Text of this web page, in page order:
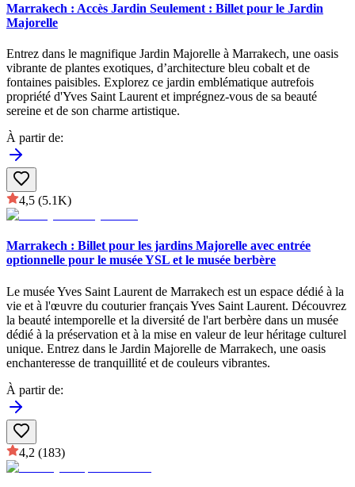
Marrakech : Accès Jardin Seulement : Billet pour le Jardin
Majorelle
Entrez dans le magnifique Jardin Majorelle à Marrakech, une oasis
vibrante de plantes exotiques, d’architecture bleu cobalt et de
fontaines paisibles. Explorez ce jardin emblématique autrefois
propriété d'Yves Saint Laurent et imprégnez-vous de sa beauté
sereine et de son charme artistique.
À partir de:
4,5 (5.1K)
Marrakech : Billet pour les jardins Majorelle avec entrée
optionnelle pour le musée YSL et le musée berbère
Le musée Yves Saint Laurent de Marrakech est un espace dédié à la
vie et à l'œuvre du couturier français Yves Saint Laurent. Découvrez
la beauté intemporelle et la diversité de l'art berbère dans un musée
dédié à la préservation et à la mise en valeur de leur héritage culturel
unique. Entrez dans le Jardin Majorelle de Marrakech, une oasis
enchanteresse de tranquillité et de couleurs vibrantes.
À partir de:
4,2 (183)